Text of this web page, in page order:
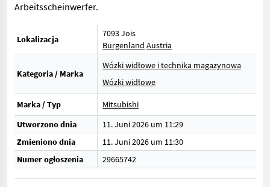
Arbeitsscheinwerfer.
Lokalizacja
7093 Jois
Burgenland Austria
Kategoria / Marka
Wózki widłowe i technika magazynowa
Wózki widłowe
Marka / Typ
Mitsubishi
Utworzono dnia
11. Juni 2026 um 11:29
Zmieniono dnia
11. Juni 2026 um 11:30
Numer ogłoszenia
29665742